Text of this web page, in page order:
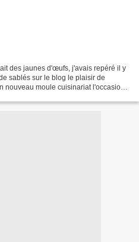
des jaunes d'œufs, j'avais repéré il y
sablés sur le blog le plaisir de
moule cuisinariat l'occasion